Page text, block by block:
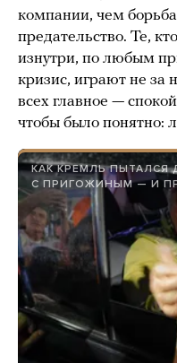
компании, чем
предательство. Те,
изнутри, по любым
кризис, играют не за
всех главное —
чтобы было понятно:
КАК КРЕМЛЬ ПЫТАЛСЯ
С ПРИГОЖИНЫМ — И